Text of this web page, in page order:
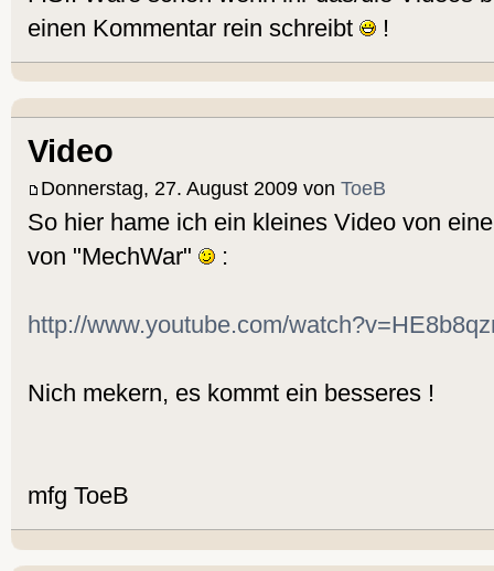
einen Kommentar rein schreibt
!
Video
Donnerstag, 27. August 2009 von ToeB
So hier hame ich ein kleines Video von
von "MechWar"
:
http://www.youtube.com/
Nich mekern, es kommt ein besseres !
mfg ToeB